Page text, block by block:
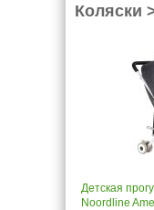
Коляски
Детская
Noordline